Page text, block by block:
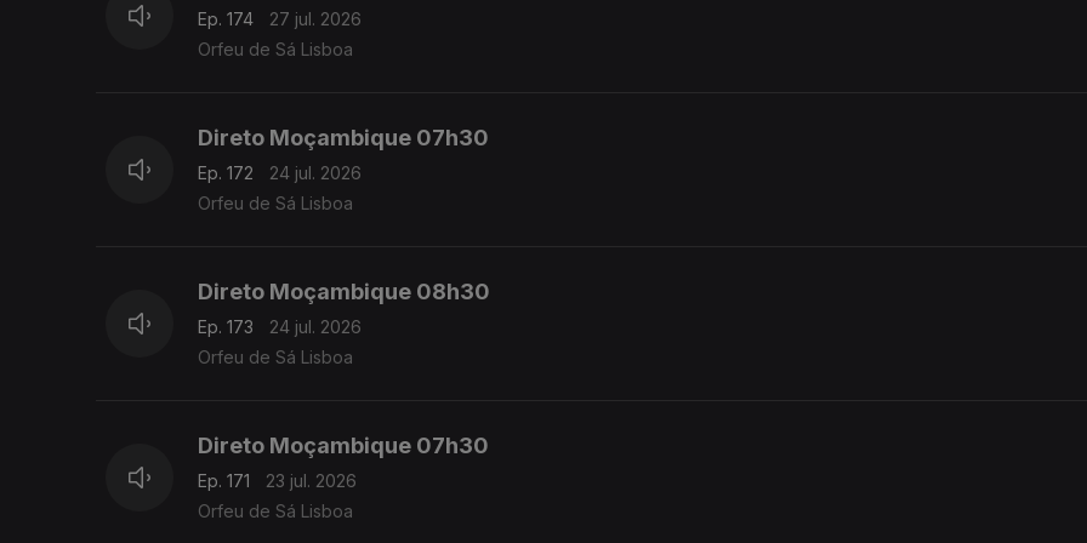
Ep. 174
27 jul. 2026
Orfeu de Sá Lisboa
Direto Moçambique 07h30
Ep. 172
24 jul. 2026
Orfeu de Sá Lisboa
Direto Moçambique 08h30
Ep. 173
24 jul. 2026
Orfeu de Sá Lisboa
Direto Moçambique 07h30
Ep. 171
23 jul. 2026
Orfeu de Sá Lisboa